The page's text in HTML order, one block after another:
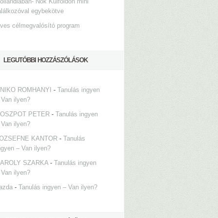
egybekötve
célmegvalósító program
LEGUTÓBBI HOZZÁSZÓLÁSOK
ROMHANYI - Tanulás ingyen
ilyen?
PETER - Tanulás ingyen
ilyen?
KANTOR - Tanulás
– Van ilyen?
SZARKA- Tanulás ingyen
ilyen?
- Tanulás ingyen – Van ilyen?